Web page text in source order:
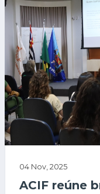
04 Nov, 2025
ACIF reúne